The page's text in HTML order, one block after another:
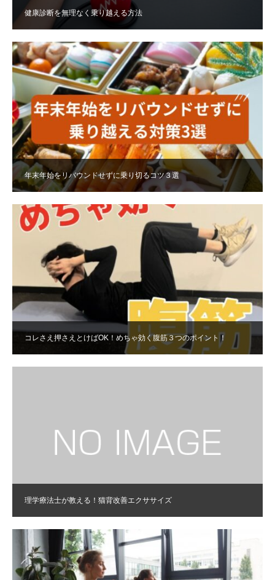
健康診断を無理なく乗り越える方法
年末年始をリバウンドせずに乗り切るコツ３選
コレさえ押さえとけばOK！めちゃ効く腹筋３つのポイント！
理学療法士が教える！猫背改善エクササイズ